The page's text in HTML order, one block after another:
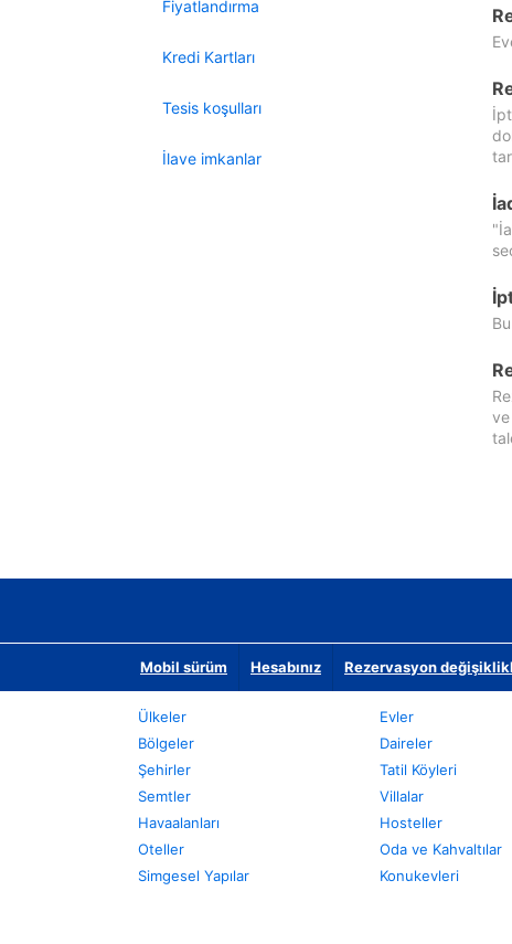
Fiyatlandırma
Kredi Kartları
Tesis koşulları
İlave imkanlar
Mobil sürüm Hesabınız Rezervasyon
Ülkeler
Bölgeler
Şehirler
Semtler
Havaalanları
Oteller
Simgesel Yapılar
Evler
Daireler
Tatil Köyleri
Villalar
Hosteller
Oda ve Kahvaltılar
Konukevleri